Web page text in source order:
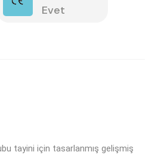
Evet
tayini için tasarlanmış gelişmiş